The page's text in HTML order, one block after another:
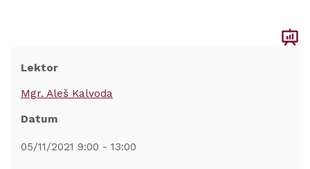
Lektor
Mgr. Aleš Kalvoda
Datum
05/11/2021 9:00 - 13:00